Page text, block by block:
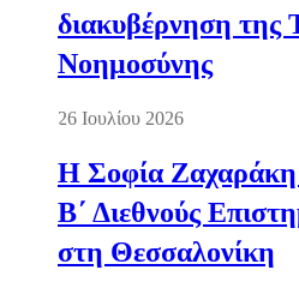
διακυβέρνηση της
Νοημοσύνης
26 Ιουλίου 2026
Η Σοφία Ζαχαράκη
Β΄ Διεθνούς
στη Θεσσαλονίκη